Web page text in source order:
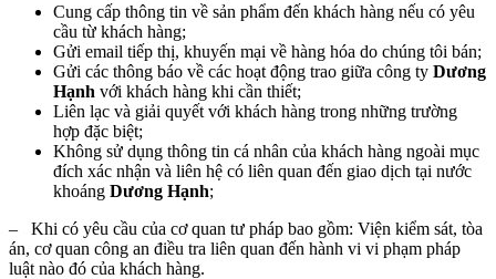
Cung cấp thông tin về sản phẩm đến khách hàng nếu có yêu
cầu từ khách hàng;
Gửi email tiếp thị, khuyến mại về hàng hóa do chúng tôi bán;
Gửi các thông báo về các hoạt động trao giữa công ty Dương
Hạnh với khách hàng khi cần thiết;
Liên lạc và giải quyết với khách hàng trong những trường
hợp đặc biệt;
Không sử dụng thông tin cá nhân của khách hàng ngoài mục
đích xác nhận và liên hệ có liên quan đến giao dịch tại nước
khoáng Dương Hạnh;
– Khi có yêu cầu của cơ quan tư pháp bao gồm: Viện kiểm sát, tòa
án, cơ quan công an điều tra liên quan đến hành vi vi phạm pháp
luật nào đó của khách hàng.